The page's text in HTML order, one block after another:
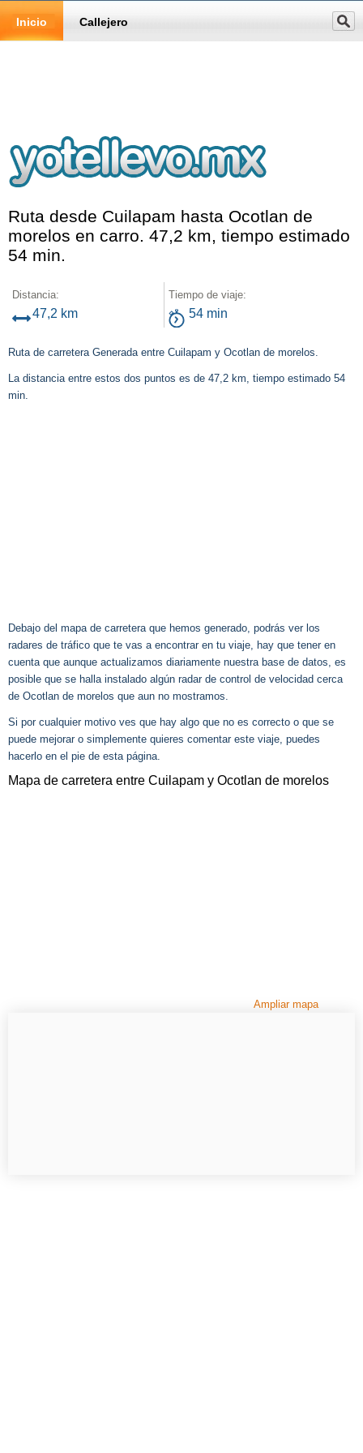
Inicio Callejero
Ruta desde Cuilapam hasta Ocotlan de
morelos en carro. 47,2 km, tiempo estimado
54 min.
Distancia:
47,2 km
Tiempo de viaje:
54 min
Ruta de carretera Generada entre Cuilapam y Ocotlan de morelos.
La distancia entre estos dos puntos es de 47,2 km, tiempo estimado 54
min.
Debajo del mapa de carretera que hemos generado, podrás ver los
radares de tráfico que te vas a encontrar en tu viaje, hay que tener en
cuenta que aunque actualizamos diariamente nuestra base de datos, es
posible que se halla instalado algún radar de control de velocidad cerca
de Ocotlan de morelos que aun no mostramos.
Si por cualquier motivo ves que hay algo que no es correcto o que se
puede mejorar o simplemente quieres comentar este viaje, puedes
hacerlo en el pie de esta página.
Mapa de carretera entre Cuilapam y Ocotlan de morelos
Ampliar mapa